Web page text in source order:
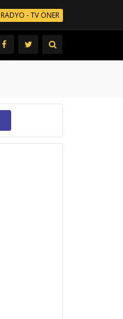
RADYO - TV ÖNER